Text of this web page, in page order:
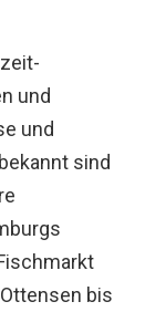
und
und
sind
bis